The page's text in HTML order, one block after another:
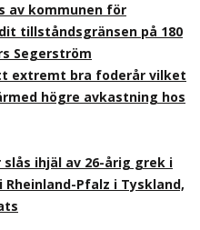
av kommunen för
tillståndsgränsen på 180
Segerström
extremt bra foderår vilket
högre avkastning hos
ihjäl av 26-årig grek i
Pfalz i Tyskland,